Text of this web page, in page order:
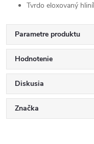
Tvrdo eloxovaný
Parametre produktu
Hodnotenie
Diskusia
Značka